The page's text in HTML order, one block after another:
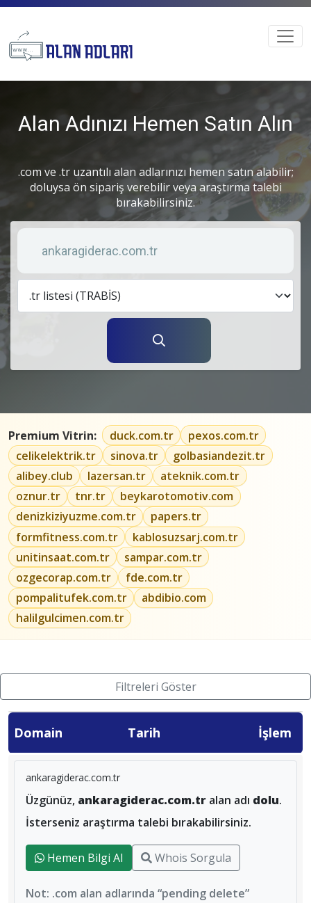
Alan Adınızı Hemen Satın Alın
.com ve .tr uzantılı alan adlarınızı hemen satın alabilir;
doluysa ön sipariş verebilir veya araştırma talebi
bırakabilirsiniz.
Anahtar kelime
Premium Vitrin: duck.com.tr
pexos.com.tr
celikelektrik.tr
sinova.tr
golbasiandezit.tr
alibey.club
lazersan.tr
ateknik.com.tr
oznur.tr
tnr.tr
beykarotomotiv.com
denizkiziyuzme.com.tr
papers.tr
formfitness.com.tr
kablosuzsarj.com.tr
unitinsaat.com.tr
sampar.com.tr
ozgecorap.com.tr
fde.com.tr
pompalitufek.com.tr
abdibio.com
halilgulcimen.com.tr
Filtreleri Göster
Domain Tarih İşlem
ankaragiderac.com.tr
Üzgünüz, ankaragiderac.com.tr alan adı dolu.
İsterseniz araştırma talebi bırakabilirsiniz.
Hemen Bilgi Al Whois Sorgula
Not: .com alan adlarında “pending delete”